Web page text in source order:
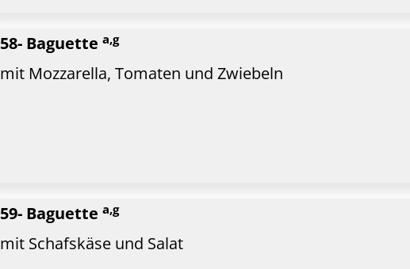
58- Baguette a,g
mit Mozzarella, Tomaten und Zwiebeln
59- Baguette a,g
mit Schafskäse und Salat